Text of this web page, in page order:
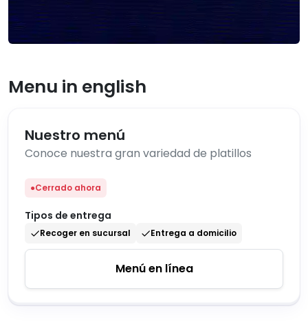
Menu in english
Nuestro menú
Conoce nuestra gran variedad de platillos
●Cerrado ahora
Tipos de entrega
Recoger en sucursal Entrega a domicilio
Menú en línea